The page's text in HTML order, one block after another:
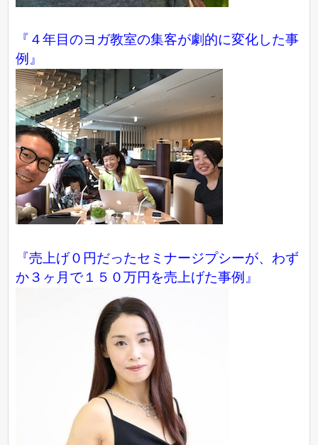
『４年目のヨガ教室の集客が劇的に変化した事
例』
『売上げ０円だったセミナージプシーが、わず
か３ヶ月で１５０万円を売上げた事例』